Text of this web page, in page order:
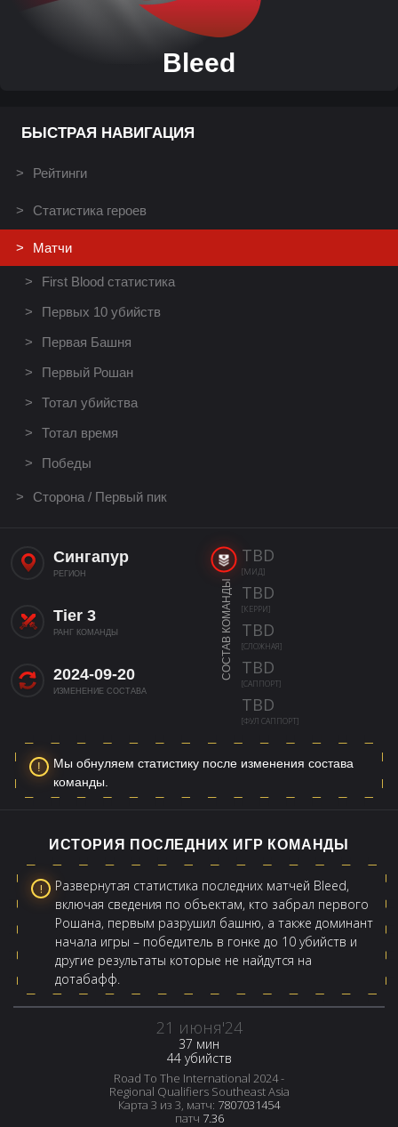
Bleed
БЫСТРАЯ НАВИГАЦИЯ
Рейтинги
Статистика героев
Матчи
First Blood статистика
Первых 10 убийств
Первая Башня
Первый Рошан
Тотал убийства
Тотал время
Победы
Сторона / Первый пик
Сингапур
РЕГИОН
Tier 3
РАНГ КОМАНДЫ
2024-09-20
ИЗМЕНЕНИЕ СОСТАВА
СОСТАВ КОМАНДЫ
TBD
[МИД]
TBD
[КЕРРИ]
TBD
[СЛОЖНАЯ]
TBD
[САППОРТ]
TBD
[ФУЛ САППОРТ]
Мы обнуляем статистику после изменения состава
команды.
ИСТОРИЯ ПОСЛЕДНИХ ИГР КОМАНДЫ
Развернутая статистика последних матчей Bleed,
включая сведения по объектам, кто забрал первого
Рошана, первым разрушил башню, а также доминант
начала игры – победитель в гонке до 10 убийств и
другие результаты которые не найдутся на
дотабафф.
21 июня'24
37 мин
44 убийств
Road To The International 2024 -
Regional Qualifiers Southeast Asia
Карта 3 из 3, матч: 7807031454
патч 7.36